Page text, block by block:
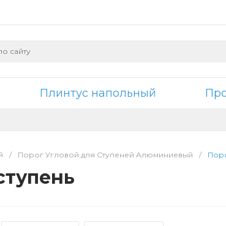
Плинтус напольный
/ Порог Угловой для Ступеней Алюминиевый /